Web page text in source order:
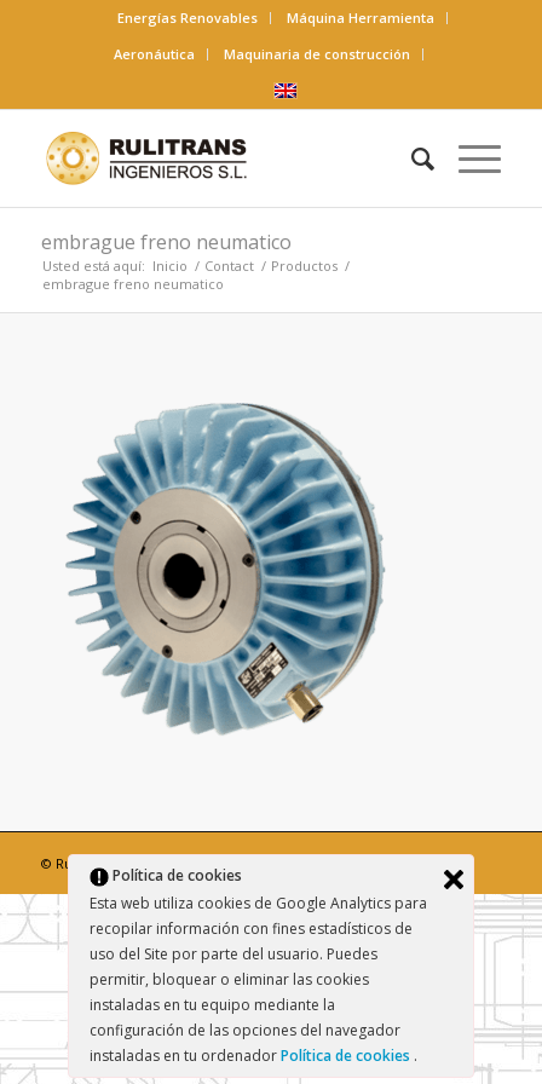
Energías Renovables
Máquina Herramienta
Aeronáutica
Maquinaria de construcción
embrague freno neumatico
Usted está aquí: Inicio / Contact / Productos /
embrague freno neumatico
© Rulitrans. Diseño:
Política de cookies
Esta web utiliza cookies de Google Analytics para
recopilar información con fines estadísticos de
uso del Site por parte del usuario. Puedes
permitir, bloquear o eliminar las cookies
instaladas en tu equipo mediante la
configuración de las opciones del navegador
instaladas en tu ordenadorPolítica de cookies .